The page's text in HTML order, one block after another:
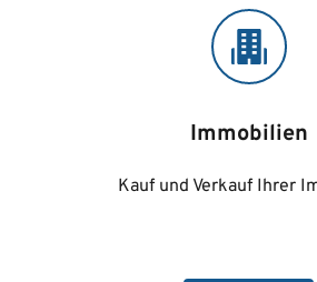
Immobilien
Kauf und Verkauf Ihrer